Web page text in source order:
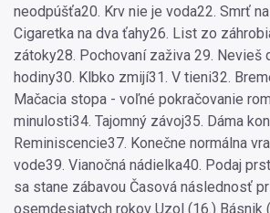
neodpúšťa20. Krv nie je voda22. Smrť
Cigaretka na dva ťahy26. List zo
zátoky28. Pochovaní zaživa 29. Nevieš
hodiny30. Klbko zmijí31. V tieni32.
Mačacia stopa - voľné pokračovanie
minulosti34. Tajomný závoj35. Dáma
Reminiscencie37. Konečne normálna
vode39. Vianočná nádielka40. Podaj
sa stane zábavou Časová následnosť
osemdesiatych rokov Uzol (16.) Básnik